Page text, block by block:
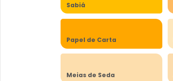
Sabiá
Papel de Carta
Meias de Seda